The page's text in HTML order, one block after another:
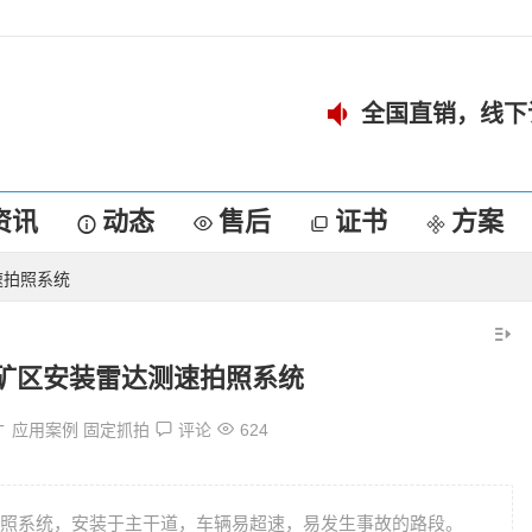
全国直销，线
讯 动态 售后 证书 方案
照系统
区安装雷达测速拍照系统
应用案例 固定抓拍 评论 624
系统，安装于主干道，车辆易超速，易发生事故的路段。